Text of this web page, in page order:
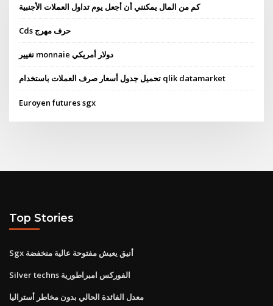
كم من المال يمكنني أن أجعل يوم تداول العملات الأجنبية
Cds حرف مهرج
تغيير monnaie دولار أمريكي
تحميل جدول أسعار صرف العملات باستخدام qlik datamarket
Euroyen futures sgx
Top Stories
Sgx أنيق يعيش مفتوحة عالية منخفضة
Silver techns الفوركس امبراطورية
معدل الفائدة الحالي بدون مخاطر أستراليا